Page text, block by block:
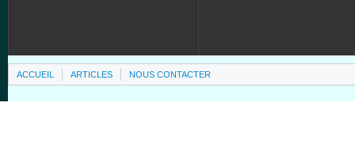
ACCUEIL ARTICLES NOUS CONTACTER